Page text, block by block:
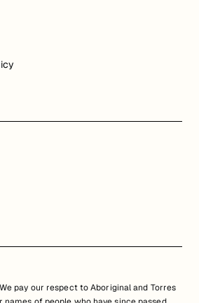
pay our respect to Aboriginal and Torres